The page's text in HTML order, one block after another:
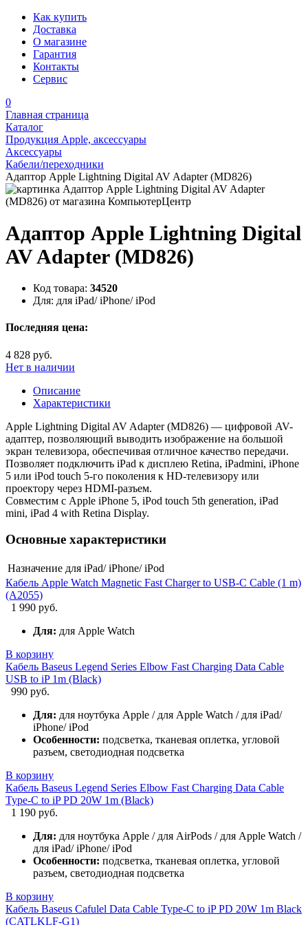
Как купить
Доставка
О магазине
Гарантия
Контакты
Сервис
0
Главная страница
Каталог
Продукция Apple, аксессуары
Аксессуары
Кабели/переходники
Адаптор Apple Lightning Digital AV Adapter (MD826)
Адаптор Apple Lightning Digital
AV Adapter (MD826)
Код товара: 34520
Для: для iPad/ iPhone/ iPod
Последняя цена:
4 828 руб.
Нет в наличии
Описание
Характеристики
Apple Lightning Digital AV Adapter (MD826) — цифровой AV-
адаптер, позволяющий выводить изображение на большой
экран телевизора, обеспечивая отличное качество передачи.
Позволяет подключить iPad к дисплею Retina, iPadmini, iPhone
5 или iPod touch 5-го поколения к HD-телевизору или
проектору через HDMI-разъем.
Совместим с Apple iPhone 5, iPod touch 5th generation, iPad
mini, iPad 4 with Retina Display.
Основные характеристики
Назначение для iPad/ iPhone/ iPod
Кабель Apple Watch Magnetic Fast Charger to USB-C Cable (1 m)
(A2055)
1 990 руб.
Для: для Apple Watch
В корзину
Кабель Baseus Legend Series Elbow Fast Charging Data Cable
USB to iP 1m (Black)
990 руб.
Для: для ноутбука Apple / для Apple Watch / для iPad/
iPhone/ iPod
Особенности: подсветка, тканевая оплетка, угловой
разъем, светодиодная подсветка
В корзину
Кабель Baseus Legend Series Elbow Fast Charging Data Cable
Type-C to iP PD 20W 1m (Black)
1 190 руб.
Для: для ноутбука Apple / для AirPods / для Apple Watch /
для iPad/ iPhone/ iPod
Особенности: подсветка, тканевая оплетка, угловой
разъем, светодиодная подсветка
В корзину
Кабель Baseus Cafulel Data Cable Type-C to iP PD 20W 1m Black
(CATLKLF-G1)